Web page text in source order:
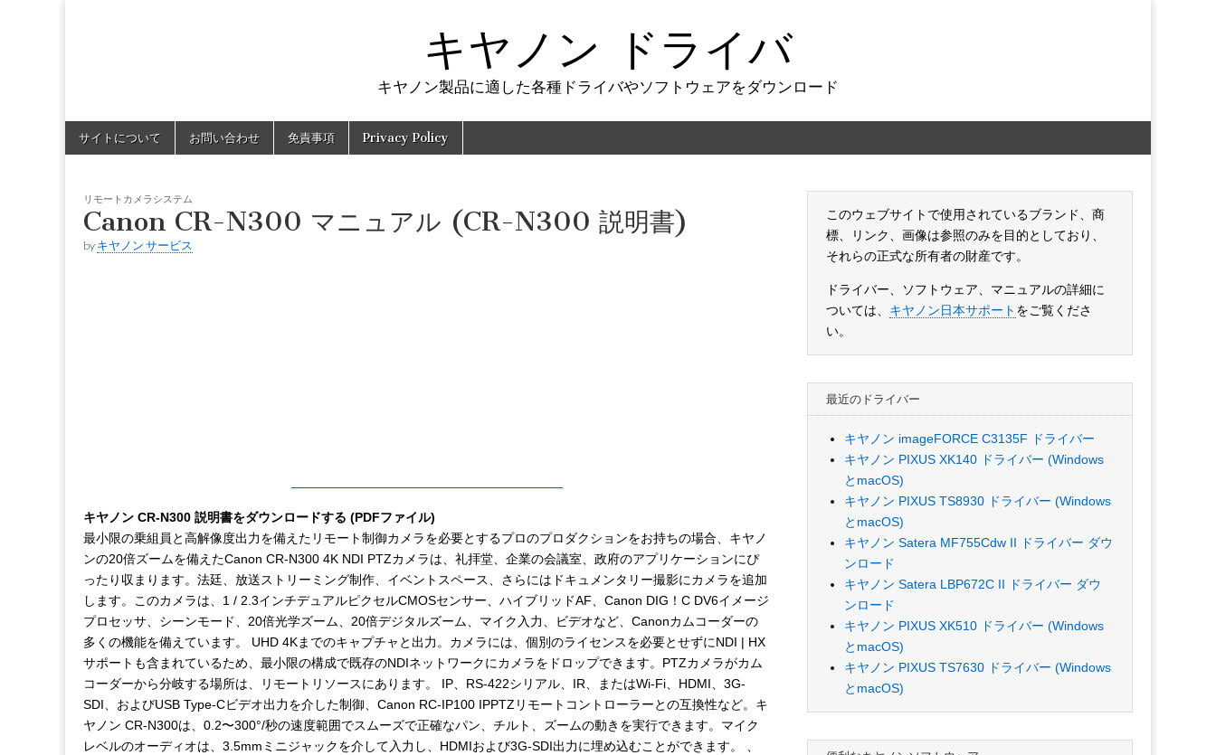
キヤノン ドライバ
キヤノン製品に適した各種ドライバやソフトウェアをダウンロード
Main
menu
Skip
サイトについて お問い合わせ 免責事項 Privacy Policy
リモートカメラシステム
Canon CR-N300 マニュアル (CR-N300 説明書)
by キヤノン サービス
キヤノン CR-N300 説明書をダウンロードする (PDFファイル)
最小限の乗組員と高解像度出力を備えたリモート制御カメラを必要とするプロのプロダクションをお持ちの場合、キヤノ
ンの20倍ズームを備えたCanon CR-N300 4K NDI PTZカメラは、礼拝堂、企業の会議室、政府のアプリケーションにぴ
ったり収まります。法廷、放送ストリーミング制作、イベントスペース、さらにはドキュメンタリー撮影にカメラを追加
します。このカメラは、1 / 2.3インチデュアルピクセルCMOSセンサー、ハイブリッドAF、Canon DIG！C DV6イメージ
プロセッサ、シーンモード、20倍光学ズーム、20倍デジタルズーム、マイク入力、ビデオなど、Canonカムコーダーの
多くの機能を備えています。 UHD 4Kまでのキャプチャと出力。カメラには、個別のライセンスを必要とせずにNDI | HX
サポートも含まれているため、最小限の構成で既存のNDIネットワークにカメラをドロップできます。PTZカメラがカム
コーダーから分岐する場所は、リモートリソースにあります。 IP、RS-422シリアル、IR、またはWi-Fi、HDMI、3G-
SDI、およびUSB Type-Cビデオ出力を介した制御、Canon RC-IP100 IPPTZリモートコントローラーとの互換性など。キ
ヤノン CR-N300は、0.2〜300°/秒の速度範囲でスムーズで正確なパン、チルト、ズームの動きを実行できます。マイク
レベルのオーディオは、3.5mmミニジャックを介して入力し、HDMIおよび3G-SDI出力に埋め込むことができます。 、
このウェブサイトで使用されているブランド、商
標、リンク、画像は参照のみを目的としており、
それらの正式な所有者の財産です。
ドライバー、ソフトウェア、マニュアルの詳細に
ついては、 キヤノン日本サポート をご覧くださ
い。
最近のドライバー
キヤノン imageFORCE C3135F ドライバー
キヤノン PIXUS XK140 ドライバー (Windows
とmacOS)
キヤノン PIXUS TS8930 ドライバー (Windows
とmacOS)
キヤノン Satera MF755Cdw II ドライバー ダウ
ンロード
キヤノン Satera LBP672C II ドライバー ダウ
ンロード
キヤノン PIXUS XK510 ドライバー (Windows
とmacOS)
キヤノン PIXUS TS7630 ドライバー (Windows
とmacOS)